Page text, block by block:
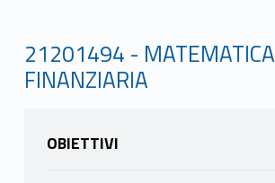
21201494 - MATEMATICA
FINANZIARIA
OBIETTIVI